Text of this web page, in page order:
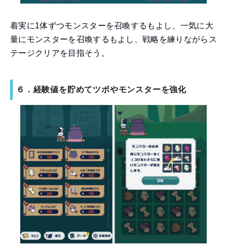
着実に1体ずつモンスターを召喚するもよし、一気に大
量にモンスターを召喚するもよし、戦略を練りながらス
テージクリアを目指そう。
６． 経験値を貯めてツボやモンスターを強化